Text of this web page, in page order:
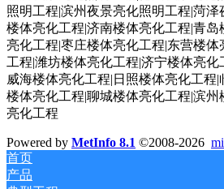
照明工程|滨州夜景亮化照明工程|菏
楼体亮化工程|济南楼体亮化工程|青
亮化工程|枣庄楼体亮化工程|东营楼
工程|潍坊楼体亮化工程|济宁楼体亮化
威海楼体亮化工程|日照楼体亮化工程|
楼体亮化工程|聊城楼体亮化工程|滨
亮化工程
Powered by MetInfo 8.1 ©2008-2026
首页
产品